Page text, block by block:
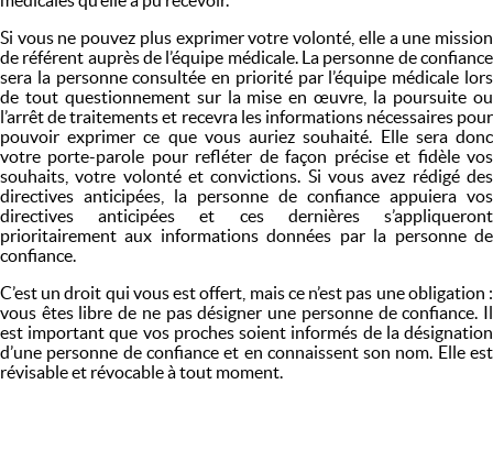
Si vous ne pouvez plus exprimer votre volonté, elle a une mission
de référent auprès de l’équipe médicale. La personne de confiance
sera la personne consultée en priorité par l’équipe médicale lors
de tout questionnement sur la mise en œuvre, la poursuite ou
l’arrêt de traitements et recevra les informations nécessaires pour
pouvoir exprimer ce que vous auriez souhaité. Elle sera donc
votre porte-parole pour refléter de façon précise et fidèle vos
souhaits, votre volonté et convictions. Si vous avez rédigé des
directives anticipées, la personne de confiance appuiera vos
directives anticipées et ces dernières s’appliqueront
prioritairement aux informations données par la personne de
confiance.
C’est un droit qui vous est offert, mais ce n’est pas une obligation :
vous êtes libre de ne pas désigner une personne de confiance. Il
est important que vos proches soient informés de la désignation
d’une personne de confiance et en connaissent son nom. Elle est
révisable et révocable à tout moment.